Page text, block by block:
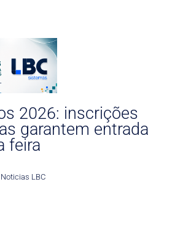
2026: inscrições
garantem entrada
feira
Noticias LBC